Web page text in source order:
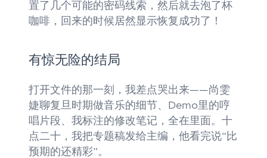
置了几个可能的密码线索，然后就去泡了杯
咖啡，回来的时候居然显示恢复成功了！
有惊无险的结局
打开文件的那一刻，我差点哭出来——尚雯
婕聊复旦时期做音乐的细节、Demo里的哼
唱片段、我标注的修改笔记，全在里面。十
点二十，我把专题稿发给主编，他看完说“比
预期的还精彩”。